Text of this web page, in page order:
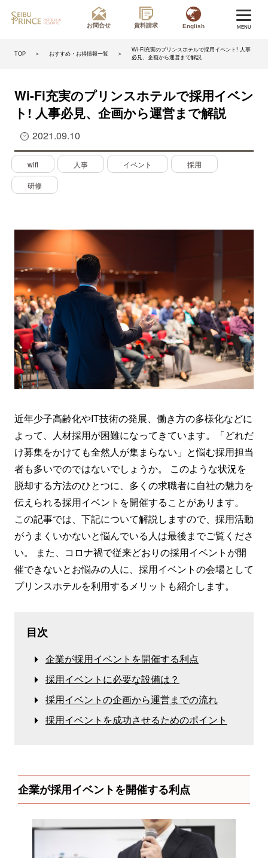
お問合せ 資料請求 English MENU
TOP ＞ おすすめ・お得情報一覧 ＞
Wi-Fi充実のプリンスホテルで採用イベント! 人事
必見、企画から運営まで解説
Wi-Fi充実のプリンスホテルで採用イベン
ト! 人事必見、企画から運営まで解説
2021.09.10
wifi 人事 イベント 採用
研修
近年少子高齢化やIT技術の発展、働き方の多様化などに
よって、人材採用が困難になってきています。「どれだ
け募集をかけても全然人が集まらない」と悩む採用担当
者も多いでのではないでしょうか。 このような状況を
脱却する方法のひとつに、多くの求職者に自社の魅力を
伝えられる採用イベントを開催することがあります。
この記事では、下記について解説しますので、採用活動
がうまくいかないと悩んでいる人は最後までご覧くださ
い。 また、コロナ禍で従来どおりの採用イベントが開
催できないとお悩みの人に、採用イベントの会場として
プリンスホテルを利用するメリットも紹介します。
目次
企業が採用イベントを開催する利点
採用イベントに必要な設備は？
採用イベントの企画から運営までの流れ
採用イベントを成功させるためのポイント
企業が採用イベントを開催する利点